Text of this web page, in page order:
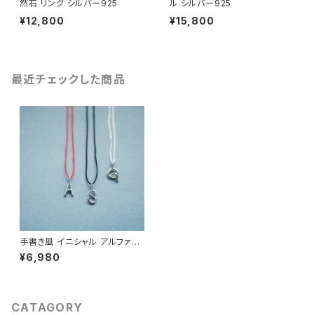
然石 リング シルバー925
¥12,800
ル シルバー925
¥15,800
最近チェックした商品
手書き風 イニシャル アルファベ
ット ネックレス シルバー925
¥6,980
CATAGORY